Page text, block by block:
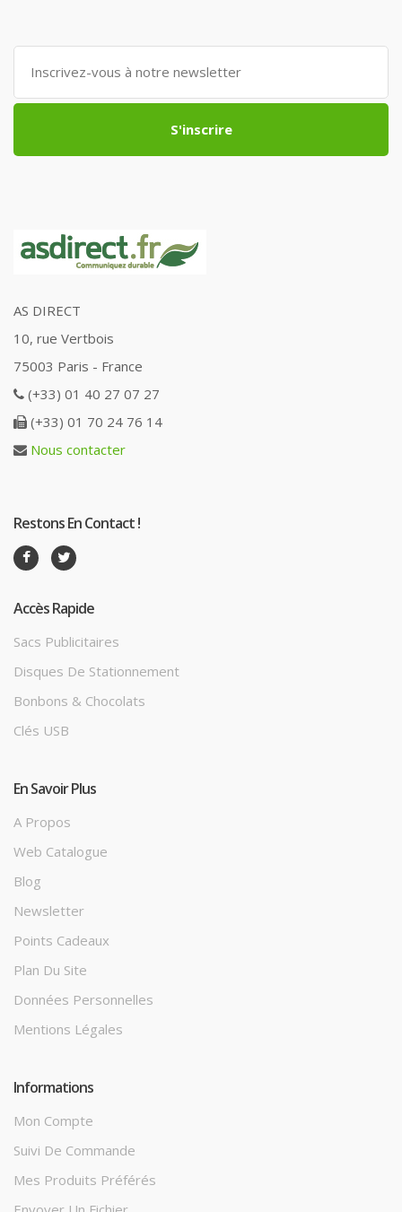
S'inscrire
AS DIRECT
10, rue Vertbois
75003 Paris - France
(+33) 01 40 27 07 27
(+33) 01 70 24 76 14
Nous contacter
Restons En Contact !
Accès Rapide
Sacs Publicitaires
Disques De Stationnement
Bonbons & Chocolats
Clés USB
En Savoir Plus
A Propos
Web Catalogue
Blog
Newsletter
Points Cadeaux
Plan Du Site
Données Personnelles
Mentions Légales
Informations
Mon Compte
Suivi De Commande
Mes Produits Préférés